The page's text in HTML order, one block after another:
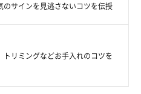
ローク
サインを見逃さないコツを伝授
リミングなどお手入れのコツを